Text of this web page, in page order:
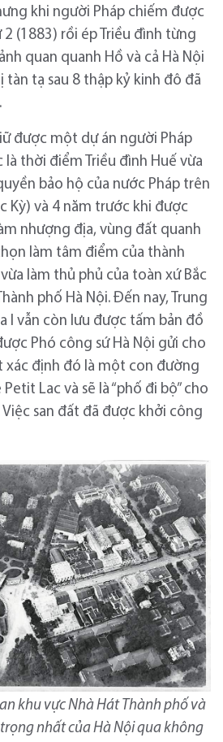
khi người Pháp chiếm được
(1883) rồi ép Triều đình từng
quan quanh Hồ và cả Hà Nội
tạ sau 8 thập kỷ kinh đô đã
được một dự án người Pháp
là thời điểm Triều đình Huế vừa
bảo hộ của nước Pháp trên
Kỳ) và 4 năm trước khi được
nhượng địa, vùng đất quanh
làm tâm điểm của thành
làm thủ phủ của toàn xứ Bắc
phố Hà Nội. Đến nay, Trung
I vẫn còn lưu được tấm bản đồ
Phó công sứ Hà Nội gửi cho
xác định đó là một con đường
Lac và sẽ là “phố đi bộ” cho
san đất đã được khởi công
khu vực Nhà Hát Thành phố và
nhất của Hà Nội qua không